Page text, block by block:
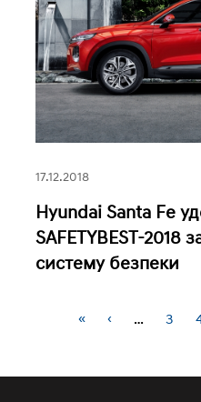
17.12.2018
Hyundai Santa Fe
SAFETYBEST-2018
систему безпеки
« ‹ … 3